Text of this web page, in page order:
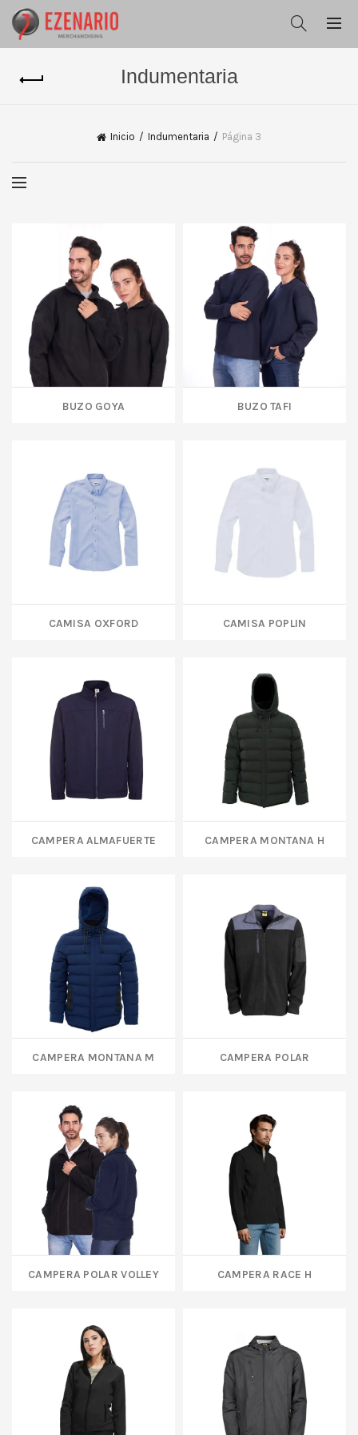
Indumentaria
Inicio Indumentaria Página 3
BUZO GOYA BUZO TAFI
CAMISA OXFORD CAMISA POPLIN
CAMPERA ALMAFUERTE CAMPERA MONTANA H
CAMPERA MONTANA M CAMPERA POLAR
CAMPERA POLAR VOLLEY CAMPERA RACE H